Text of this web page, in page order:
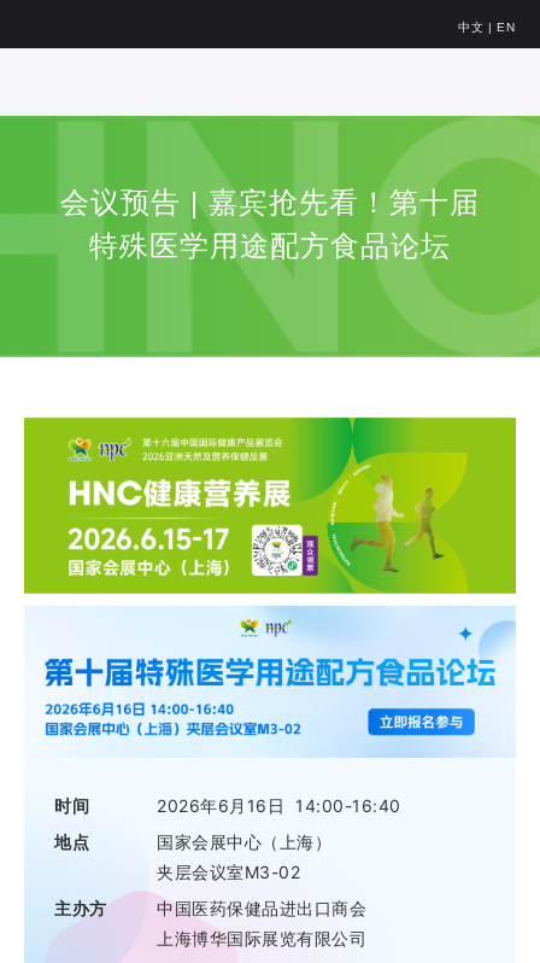
中文 | EN
会议预告 | 嘉宾抢先看！第十届
特殊医学用途配方食品论坛
时间
2026年6月16日 14:00-16:40
地点
国家会展中心（上海）
夹层会议室M3-02
主办方
中国医药保健品进出口商会
上海博华国际展览有限公司